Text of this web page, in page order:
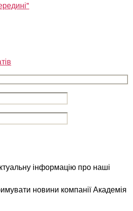
інформацію про наші
новини компанії Академія